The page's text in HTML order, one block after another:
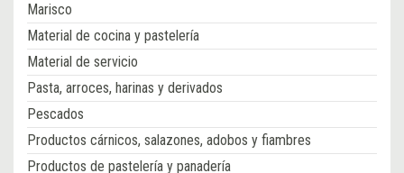
Marisco
Material de cocina y pastelería
Material de servicio
Pasta, arroces, harinas y derivados
Pescados
Productos cárnicos, salazones, adobos y fiambres
Productos de pastelería y panadería